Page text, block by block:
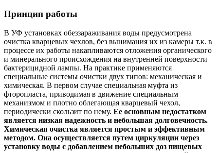
Принцип работы
В УФ установках обеззараживания воды предусмотрена
очистка кварцевых чехлов, без вынимания их из камеры т.к. в
процессе их работы накапливаются отложения органического
и минерального происхождения на внутренней поверхности
бактерицидной лампы. На практике применяются
специальные системы очистки двух типов: механическая и
химическая. В первом случае специальная муфта из
фторопласта, приводимая в движение специальным
механизмом и плотно облегающая кварцевый чехол,
периодически скользит по нему. Ее основным недостатком
является низкая надежность и небольшая долговечность.
Химическая очистка является простым и эффективным
методом. Она осуществляется путем циркуляции через
установку воды с добавлением небольших доз пищевых